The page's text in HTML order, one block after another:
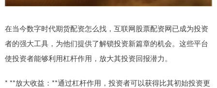
在当今数字时代期货配资怎么找，互联网股票配资网已成为投资
者的强大工具，为他们提供了解锁投资新篇章的机会。这些平台
使投资者能够利用杠杆作用，放大其投资回报潜力。
* **放大收益：**通过杠杆作用，投资者可以获得比其初始投资更